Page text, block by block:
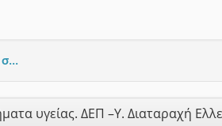
υγείας. ΔΕΠ –Υ. Διαταραχή